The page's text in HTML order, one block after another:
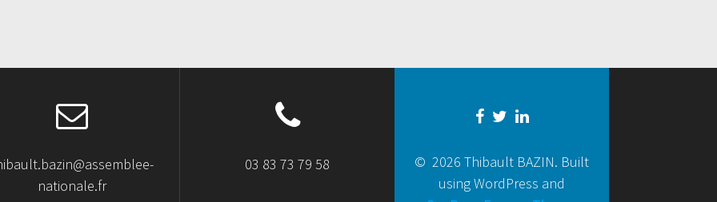
nationale.fr
03 83 73 79 58
© 2026 Thibault BAZIN. Built
using WordPress and